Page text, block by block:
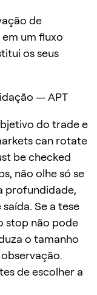
de
um fluxo
os seus
— APT
do trade e
can rotate
be checked
não olhe só se
profundidade,
Se a tese
stop não pode
o tamanho
de escolher a